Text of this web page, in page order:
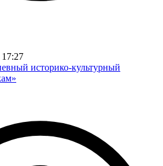
17:27
историко-культурный